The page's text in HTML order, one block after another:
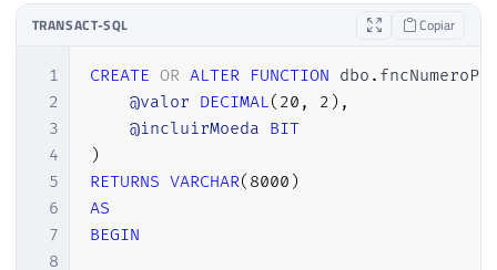
TRANSACT-SQL Copiar
1
2
3
4
5
6
7
8
CREATE OR ALTER FUNCTION dbo .
@valor DECIMAL( 20 , 2 ) ,
@incluirMoeda BIT
)
RETURNS VARCHAR( 8000 )
AS
BEGIN